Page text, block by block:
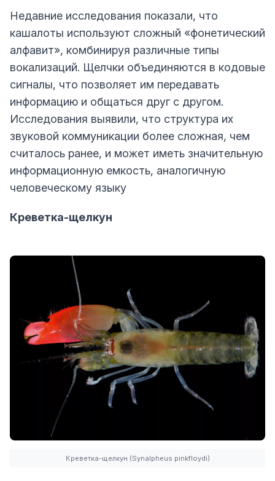
Недавние исследования показали, что
кашалоты используют сложный «фонетический
алфавит», комбинируя различные типы
вокализаций. Щелчки объединяются в кодовые
сигналы, что позволяет им передавать
информацию и общаться друг с другом.
Исследования выявили, что структура их
звуковой коммуникации более сложная, чем
считалось ранее, и может иметь значительную
информационную емкость, аналогичную
человеческому языку
Креветка-щелкун
Креветка-щелкун (Synalpheus pinkfloydi)